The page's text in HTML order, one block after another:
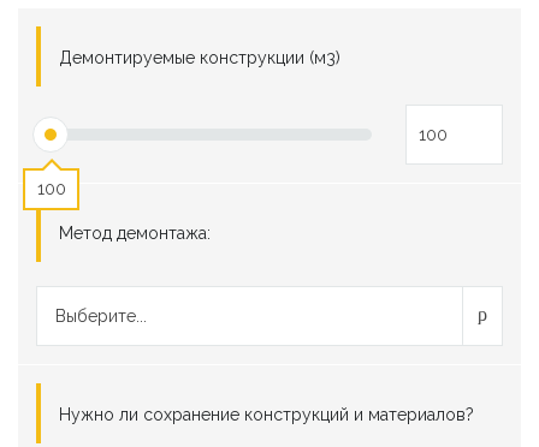
Демонтируемые конструкции (м3)
100
Метод демонтажа:
Выберите...
Нужно ли сохранение конструкций и материалов?